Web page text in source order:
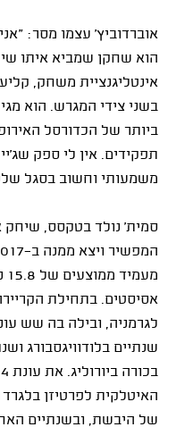
אוברדוביץ' עצמו מסר:
הוא שחקן שמביא איתו
אינטליגנציית משחק,
בשני צידי המגרש. הוא
ביותר של הכדורסל
תפקידים. אין לי ספק
משמעותי וחשוב בסגל
סמית' נולד בטקסס, שיחק
אסיסטים. בתחילת
לגרמניה, ובילה בה שש
שנתיים בלודוויגסבורג
האיטלקית לפרטיזן
של היבשת, ובשנתיים